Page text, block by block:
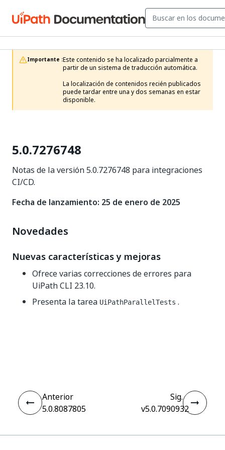
Importante :Este contenido se ha localizado parcialmente a
partir de un sistema de traducción automática.
La localización de contenidos recién publicados
puede tardar entre una y dos semanas en estar
disponible.
5.0.7276748
Notas de la versión 5.0.7276748 para integraciones
CI/CD.
Fecha de lanzamiento: 25 de enero de 2025
Novedades
Nuevas características y mejoras
Ofrece varias correcciones de errores para
UiPath CLI 23.10.
Presenta la tarea UiPathParallelTests .
Anterior
5.0.8087805
Sig.
v5.0.7090932